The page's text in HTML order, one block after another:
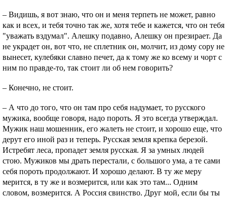
– Видишь, я вот знаю, что он и меня терпеть не может, равно
как и всех, и тебя точно так же, хотя тебе и кажется, что он тебя
"уважать вздумал". Алешку подавно, Алешку он презирает. Да
не украдет он, вот что, не сплетник он, молчит, из дому copy не
вынесет, кулебяки славно печет, да к тому же ко всему и чорт с
ним по правде-то, так стоит ли об нем говорить?
– Конечно, не стоит.
– А что до того, что он там про себя надумает, то русского
мужика, вообще говоря, надо пороть. Я это всегда утверждал.
Мужик наш мошенник, его жалеть не стоит, и хорошо еще, что
дерут его иной раз и теперь. Русская земля крепка березой.
Истребят леса, пропадет земля русская. Я за умных людей
стою. Мужиков мы драть перестали, с большого ума, а те сами
себя пороть продолжают. И хорошо делают. В ту же меру
мерится, в ту же и возмерится, или как это там... Одним
словом, возмерится. А Россия свинство. Друг мой, если бы ты